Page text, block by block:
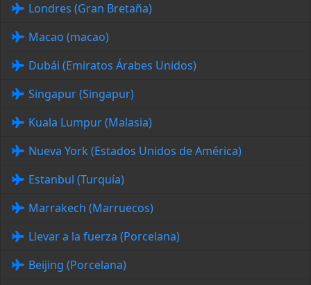
Londres (Gran Bretaña)
Macao (macao)
Dubái (Emiratos Árabes Unidos)
Singapur (Singapur)
Kuala Lumpur (Malasia)
Nueva York (Estados Unidos de América)
Estanbul (Turquía)
Marrakech (Marruecos)
Llevar a la fuerza (Porcelana)
Beijing (Porcelana)